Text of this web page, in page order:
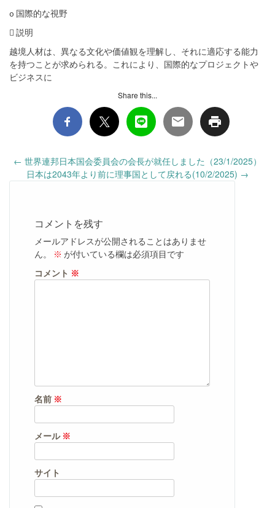
o 国際的な視野
 説明
越境人材は、異なる文化や価値観を理解し、それに適応する能力
を持つことが求められる。これにより、国際的なプロジェクトや
ビジネスに
Share this...
Post
navigation
← 世界連邦日本国会委員会の会長が就任しました（23/1/2025）
日本は2043年より前に理事国として戻れる(10/2/2025) →
コメントを残す
メールアドレスが公開されることはありませ
ん。
※ が付いている欄は必須項目です
コメント ※
名前 ※
メール ※
サイト